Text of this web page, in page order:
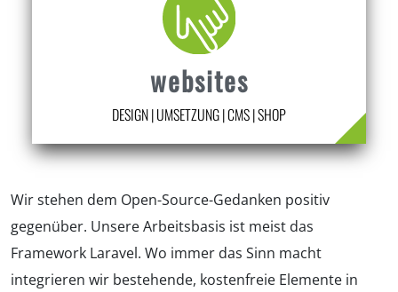
websites
DESIGN | UMSETZUNG | CMS | SHOP
Wir stehen dem Open-Source-Gedanken positiv
gegenüber. Unsere Arbeitsbasis ist meist das
Framework Laravel. Wo immer das Sinn macht
integrieren wir bestehende, kostenfreie Elemente in